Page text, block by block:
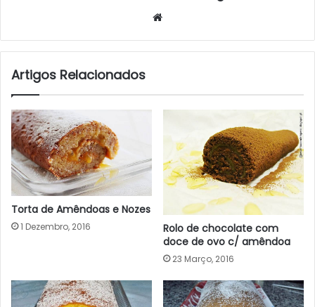
Artigos Relacionados
Torta de Amêndoas e Nozes
1 Dezembro, 2016
Rolo de chocolate com
doce de ovo c/ amêndoa
23 Março, 2016